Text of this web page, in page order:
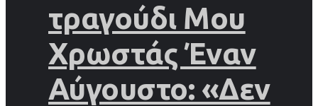
τραγούδι Μου
Χρωστάς Έναν
Αύγουστο: «Δεν